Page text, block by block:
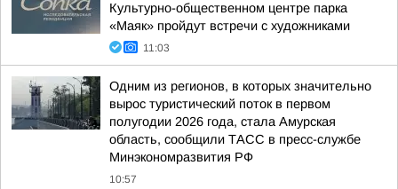
Культурно-общественном центре парка
«Маяк» пройдут встречи с художниками
11:03
Одним из регионов, в которых значительно
вырос туристический поток в первом
полугодии 2026 года, стала Амурская
область, сообщили ТАСС в пресс-службе
Минэкономразвития РФ
10:57